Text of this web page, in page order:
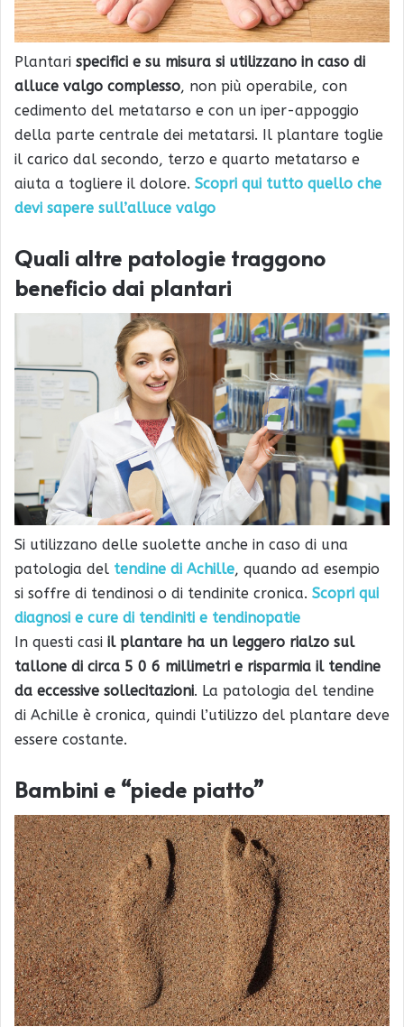
Plantari specifici e su misura si utilizzano in caso di
alluce valgo complesso, non più operabile, con
cedimento del metatarso e con un iper-appoggio
della parte centrale dei metatarsi. Il plantare toglie
il carico dal secondo, terzo e quarto metatarso e
aiuta a togliere il dolore. Scopri qui tutto quello che
devi sapere sull’alluce valgo
Quali altre patologie traggono
beneficio dai plantari
Si utilizzano delle suolette anche in caso di una
patologia del tendine di Achille, quando ad esempio
si soffre di tendinosi o di tendinite cronica. Scopri qui
diagnosi e cure di tendiniti e tendinopatie
In questi casi il plantare ha un leggero rialzo sul
tallone di circa 5 0 6 millimetri e risparmia il tendine
da eccessive sollecitazioni. La patologia del tendine
di Achille è cronica, quindi l’utilizzo del plantare deve
essere costante.
Bambini e “piede piatto”